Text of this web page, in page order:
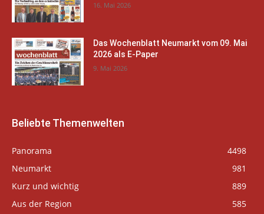
16. Mai 2026
Das Wochenblatt Neumarkt vom 09. Mai
2026 als E-Paper
9. Mai 2026
Beliebte Themenwelten
Panorama
4498
Neumarkt
981
Kurz und wichtig
889
Aus der Region
585